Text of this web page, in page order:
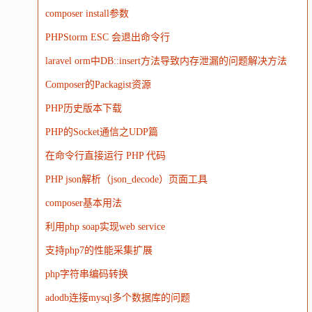
composer install参数
PHPStorm ESC 会退出命令行
laravel orm中DB::insert方法导致内存泄漏的问题解决方法
Composer的Packagist资源
PHP历史版本下载
PHP的Socket通信之UDP篇
在命令行直接运行 PHP 代码
PHP json解析（json_decode）页面工具
composer基本用法
利用php soap实现web service
支持php7的性能采集扩展
php字符串编码转换
adodb连接mysql多个数据库的问题